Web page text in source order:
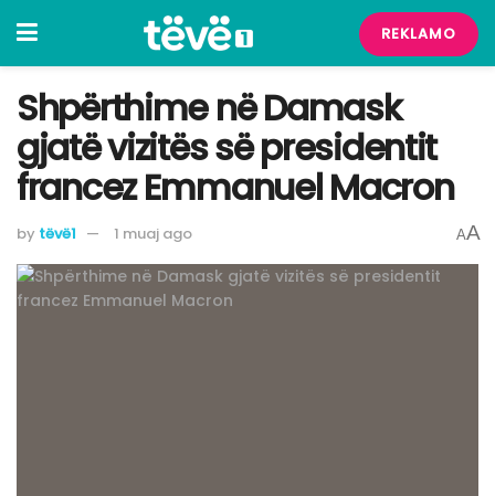
REKLAMO
Shpërthime në Damask
gjatë vizitës së presidentit
francez Emmanuel Macron
by tëvë1 1 muaj ago AA